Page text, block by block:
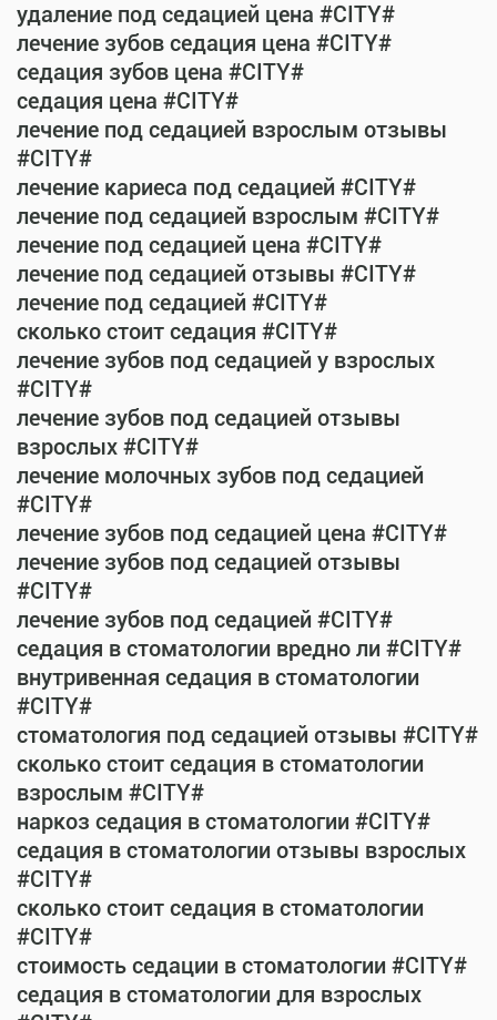
удаление под седацией цена #CITY#
лечение зубов седация цена #CITY#
седация зубов цена #CITY#
седация цена #CITY#
лечение под седацией взрослым отзывы
#CITY#
лечение кариеса под седацией #CITY#
лечение под седацией взрослым #CITY#
лечение под седацией цена #CITY#
лечение под седацией отзывы #CITY#
лечение под седацией #CITY#
сколько стоит седация #CITY#
лечение зубов под седацией у взрослых
#CITY#
лечение зубов под седацией отзывы
взрослых #CITY#
лечение молочных зубов под седацией
#CITY#
лечение зубов под седацией цена #CITY#
лечение зубов под седацией отзывы
#CITY#
лечение зубов под седацией #CITY#
седация в стоматологии вредно ли #CITY#
внутривенная седация в стоматологии
#CITY#
стоматология под седацией отзывы #CITY#
сколько стоит седация в стоматологии
взрослым #CITY#
наркоз седация в стоматологии #CITY#
седация в стоматологии отзывы взрослых
#CITY#
сколько стоит седация в стоматологии
#CITY#
стоимость седации в стоматологии #CITY#
седация в стоматологии для взрослых